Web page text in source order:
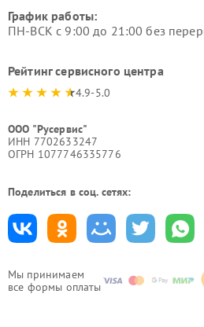
Мы принимаем
все формы оплаты
График работы:
ПН-ВСК с 9:00 до 21:00 без
Рейтинг сервисного центра
4.9-5.0
ООО "Русервис"
ИНН 7702633247
ОГРН 1077746335776
Поделиться в соц. сетях: